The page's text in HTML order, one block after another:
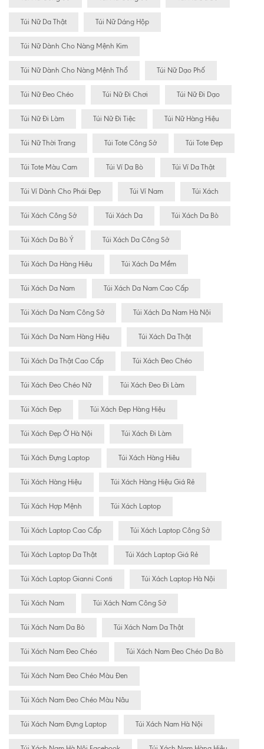
Túi Nữ Da Thật Túi Nữ Dáng Hộp
Túi Nữ Dành Cho Nàng Mệnh Kim
Túi Nữ Dành Cho Nàng Mệnh Thổ Túi Nữ Dạo Phố
Túi Nữ Đeo Chéo Túi Nữ Đi Chơi Túi Nữ Đi Dạo
Túi Nữ Đi Làm Túi Nữ Đi Tiệc Túi Nữ Hàng Hiệu
Túi Nữ Thời Trang Túi Tote Công Sở Túi Tote Đẹp
Túi Tote Màu Cam Túi Ví Da Bò Túi Ví Da Thật
Túi Ví Dành Cho Phái Đẹp Túi Ví Nam Túi Xách
Túi Xách Công Sở Túi Xách Da Túi Xách Da Bò
Túi Xách Da Bò Ý Túi Xách Da Công Sở
Túi Xách Da Hàng Hiêu Túi Xách Da Mềm
Túi Xách Da Nam Túi Xách Da Nam Cao Cấp
Túi Xách Da Nam Công Sở Túi Xách Da Nam Hà Nội
Túi Xách Da Nam Hàng Hiệu Túi Xách Da Thật
Túi Xách Da Thật Cao Cấp Túi Xách Đeo Chéo
Túi Xách Đeo Chéo Nữ Túi Xách Đeo Đi Làm
Túi Xách Đẹp Túi Xách Đẹp Hàng Hiệu
Túi Xách Đẹp Ở Hà Nội Túi Xách Đi Làm
Túi Xách Đựng Laptop Túi Xách Hàng Hiêu
Túi Xách Hàng Hiệu Túi Xách Hàng Hiệu Giá Rẻ
Túi Xách Hợp Mệnh Túi Xách Laptop
Túi Xách Laptop Cao Cấp Túi Xách Laptop Công Sở
Túi Xách Laptop Da Thật Túi Xách Laptop Giá Rẻ
Túi Xách Laptop Gianni Conti Túi Xách Laptop Hà Nội
Túi Xách Nam Túi Xách Nam Công Sở
Túi Xách Nam Da Bò Túi Xách Nam Da Thật
Túi Xách Nam Đeo Chéo Túi Xách Nam Đeo Chéo Da Bò
Túi Xách Nam Đeo Chéo Màu Đen
Túi Xách Nam Đeo Chéo Màu Nâu
Túi Xách Nam Đựng Laptop Túi Xách Nam Hà Nội